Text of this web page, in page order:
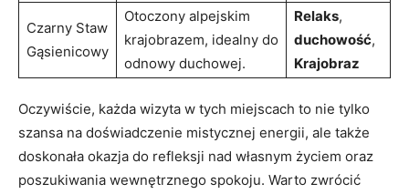
Czarny Staw
Gąsienicowy
Otoczony alpejskim
krajobrazem,​ idealny do
‌odnowy ‌duchowej.
Relaks, ⁤
duchowość,⁣
Krajobraz
Oczywiście, każda wizyta⁣ w tych miejscach to nie tylko
szansa na doświadczenie mistycznej energii,‍ ale‌ także
doskonała okazja do refleksji nad własnym życiem⁣ oraz
poszukiwania wewnętrznego spokoju. Warto zwrócić